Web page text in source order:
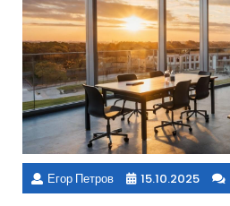
Егор Петров 15.10.2025